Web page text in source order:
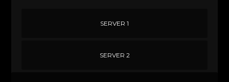
SERVER 1
SERVER 2